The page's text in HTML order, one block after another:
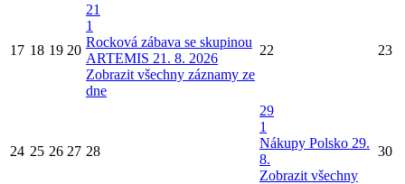
17 18 19 20
21
1
Rocková zábava se skupinou
ARTEMIS 21. 8. 2026
Zobrazit všechny záznamy ze
dne
22 23
24 25 26 27 28
29
1
Nákupy Polsko 29.
8.
Zobrazit všechny
30